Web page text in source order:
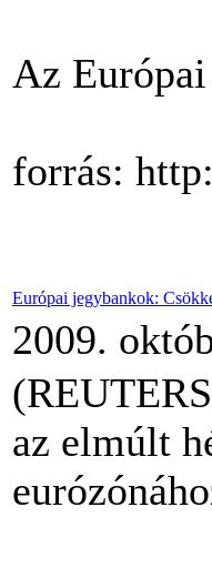
Az
forrás:
Európai jegybankok:
2009.
az elmúlt